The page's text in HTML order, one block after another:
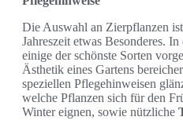
Die Auswahl an Zierpflanzen
Jahreszeit etwas Besonderes.
einige der schönste Sorten
Ästhetik eines Gartens
speziellen Pflegehinweisen
welche Pflanzen sich für den
Winter eignen, sowie nützliche